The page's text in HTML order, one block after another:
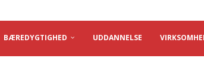
BÆREDYGTIGHED UDDANNELSE